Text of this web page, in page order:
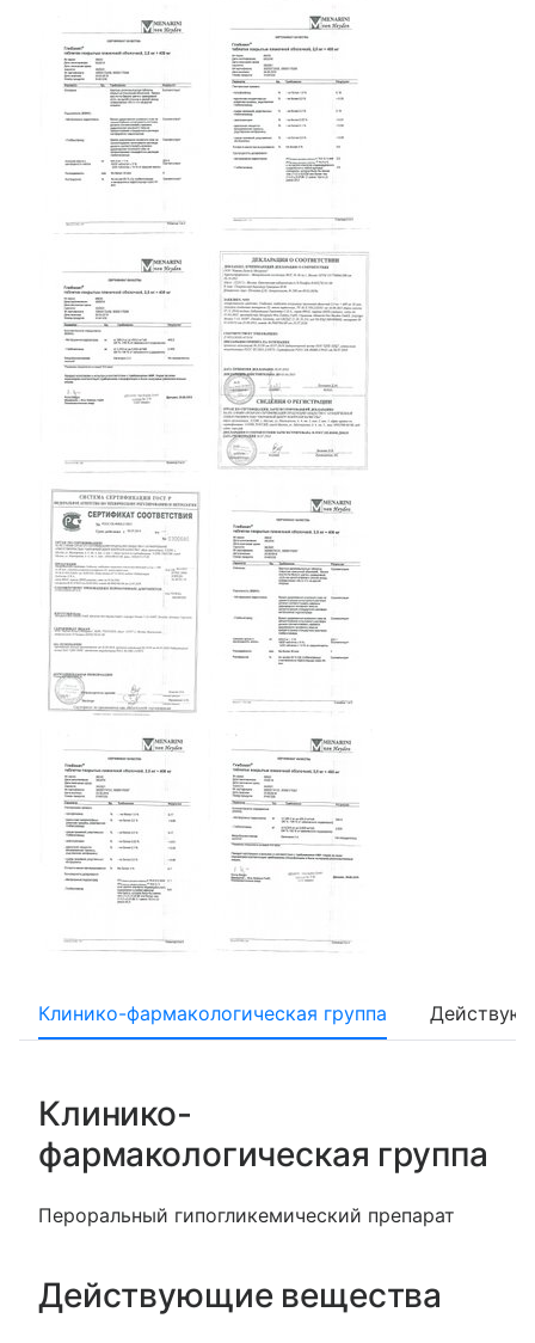
Клинико-фармакологическая группа
Клинико-
фармакологическая группа
Пероральный гипогликемический препарат
Действующие вещества